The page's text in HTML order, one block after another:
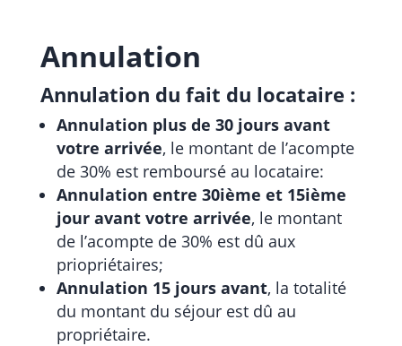
Annulation
Annulation du fait du locataire :
Annulation plus de 30 jours avant
votre arrivée, le montant de l’acompte
de 30% est remboursé au locataire:
Annulation entre 30ième et 15ième
jour avant votre arrivée, le montant
de l’acompte de 30% est dû aux
priopriétaires;
Annulation 15 jours avant, la totalité
du montant du séjour est dû au
propriétaire.